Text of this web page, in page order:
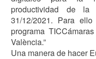
productividad de la
31/12/2021. Para
programa
València.”
Una manera de hacer